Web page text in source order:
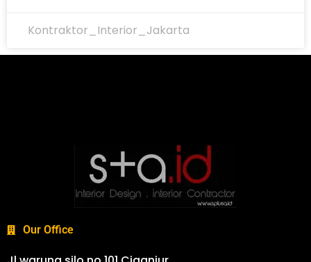
Kontraktor_Interior_Jakarta
Our Office